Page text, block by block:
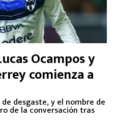
Ocampos y
comienza a
desgaste, y el nombre de
de la conversación tras